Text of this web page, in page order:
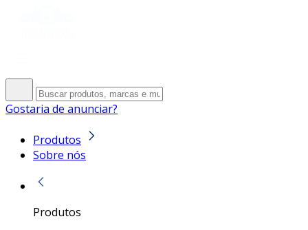
Gostaria de anunciar?
Produtos
Sobre nós
Produtos